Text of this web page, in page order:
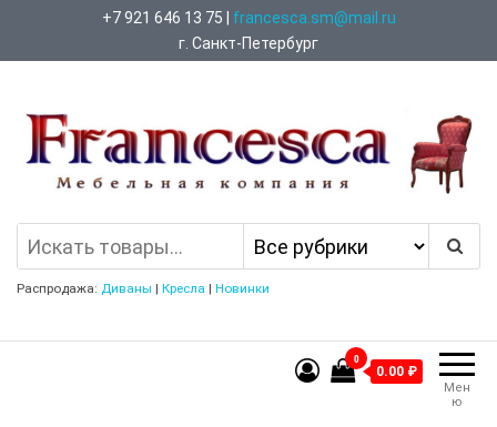
+7 921 646 13 75 | francesca.sm@mail.ru
г. Санкт-Петербург
Francesca Мебельная Компания
Распродажа: Диваны | Кресла | Новинки
Мен
ю
0
0.00 ₽